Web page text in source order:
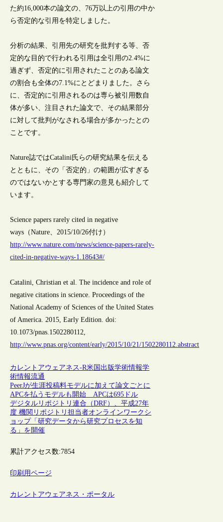
た約16,000本の論文の、76万以上の引用の中か
ら否定的な引用を特定しました。
分析の結果、引用先の研究を批判する等、否
定的な目的で行われる引用は全引用の2.4%に
過ぎず、否定的に引用されたことのある論文
の割合も全体の7.1%にとどまりました。さら
に、否定的に引用されるのは専ら被引用数自
体が多い、注目された論文で、その結果部分
に対して批判がなされる場合が多かったとの
ことです。
Nature誌ではCatalini氏らの研究結果を伝える
とともに、その「否定的」の範囲が広すぎる
のではないかとする専門家の意見も紹介して
います。
Science papers rarely cited in negative
ways（Nature、2015/10/26付け）
http://www.nature.com/news/science-papers-rarely-
cited-in-negative-ways-1.18643#/
Catalini, Christian et al. The incidence and role of
negative citations in science. Proceedings of the
National Academy of Sciences of the United States
of America. 2015, Early Edition. doi:
10.1073/pnas.1502280112,
http://www.pnas.org/content/early/2015/10/21/1502280112.abstract
カレントアウェアネス-R米国出版学術情報学
術情報流通
PeerJが生涯投稿料モデルに加えて論文ごとに
APCを払うモデルも開始 APCは695ドル
デジタルリポジトリ連合（DRF）、平成27年
度 機関リポジトリ担当者オンラインワークシ
ョップ「研究データから研究プロセスを知
る」を開催
累計アクセス数:7854
印刷用ページ
カレントアウェアネス・ポータル